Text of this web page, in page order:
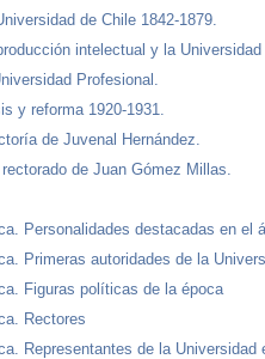
de Chile 1842-1879.
intelectual y la
Profesional.
y reforma 1920-1931.
de Juvenal Hernández.
de Juan Gómez Millas.
Personalidades destacadas en el
Primeras autoridades de la
Figuras políticas de la época
Rectores
Representantes de la